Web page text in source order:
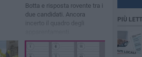
Botta e risposta rovente tra i
due candidati. Ancora
incerto il quadro degli
PIÙ